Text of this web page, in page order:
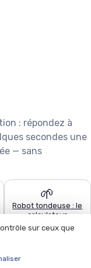
: répondez à
secondes une
— sans
🌱
Robot tondeuse : le
calculateur
sur ceux que